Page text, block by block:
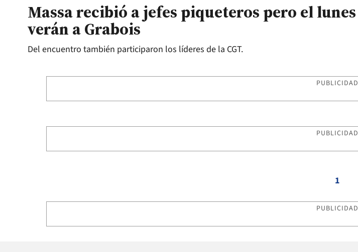
Massa recibió a jefes piqueteros pero el lunes
verán a Grabois
Del encuentro también participaron los líderes de la CGT.
PUBLICIDAD
PUBLICIDAD
1
PUBLICIDAD